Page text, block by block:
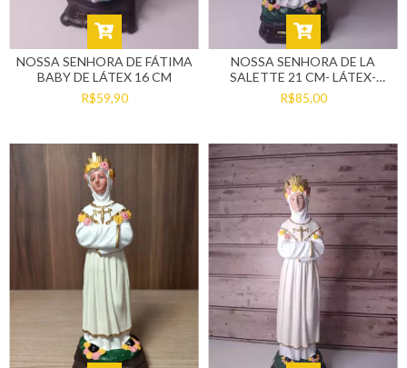
NOSSA SENHORA DE FÁTIMA
BABY DE LÁTEX 16 CM
R$59,90
NOSSA SENHORA DE LA
SALETTE 21 CM- LÁTEX-
SENTADA
R$85,00